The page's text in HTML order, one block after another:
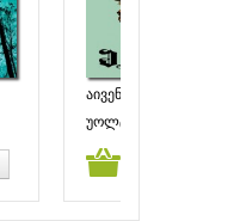
აივენჰო
უოლტერ სკოტი
კალათაში